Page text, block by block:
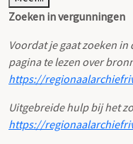
Zoeken in vergunningen
Voordat je gaat zoeken
pagina te lezen over
https://
Uitgebreide hulp bij het
https://